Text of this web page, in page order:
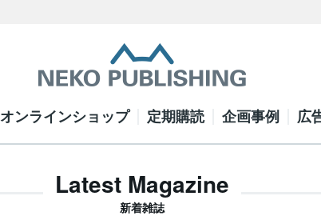
オンラインショップ 定期購読 企画事例 広
Latest Magazine
新着雑誌